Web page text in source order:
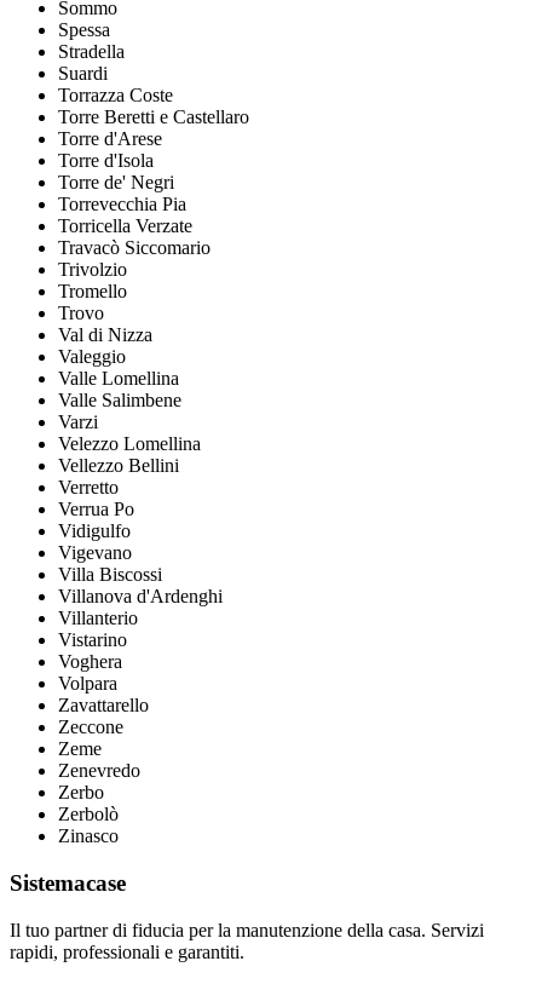
Sommo
Spessa
Stradella
Suardi
Torrazza Coste
Torre Beretti e Castellaro
Torre d'Arese
Torre d'Isola
Torre de' Negri
Torrevecchia Pia
Torricella Verzate
Travacò Siccomario
Trivolzio
Tromello
Trovo
Val di Nizza
Valeggio
Valle Lomellina
Valle Salimbene
Varzi
Velezzo Lomellina
Vellezzo Bellini
Verretto
Verrua Po
Vidigulfo
Vigevano
Villa Biscossi
Villanova d'Ardenghi
Villanterio
Vistarino
Voghera
Volpara
Zavattarello
Zeccone
Zeme
Zenevredo
Zerbo
Zerbolò
Zinasco
Sistemacase
Il tuo partner di fiducia per la manutenzione della casa. Servizi
rapidi, professionali e garantiti.